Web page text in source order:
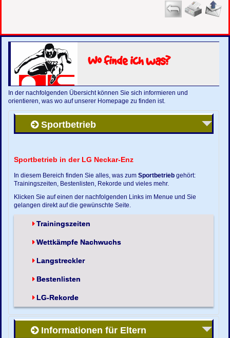
Wo finde ich was?
In der nachfolgenden Übersicht können Sie sich informieren und
orientieren, was wo auf unserer Homepage zu finden ist.
Sportbetrieb
Sportbetrieb in der LG Neckar-Enz
In diesem Bereich finden Sie alles, was zumSportbetrieb gehört:
Trainingszeiten, Bestenlisten, Rekorde und vieles mehr.
Klicken Sie auf einen der nachfolgenden Links im Menue und Sie
gelangen direkt auf die gewünschte Seite.
Trainingszeiten
Wettkämpfe Nachwuchs
Langstreckler
Bestenlisten
LG-Rekorde
Informationen für Eltern